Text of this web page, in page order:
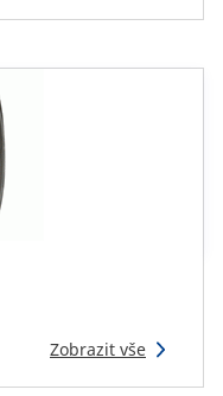
Zobrazit vše